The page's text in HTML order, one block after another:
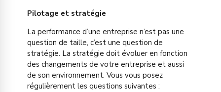
Pilotage et stratégie
La performance d’une entreprise n’est pas une
question de taille, c’est une question de
stratégie. La stratégie doit évoluer en fonction
des changements de votre entreprise et aussi
de son environnement. Vous vous posez
régulièrement les questions suivantes :